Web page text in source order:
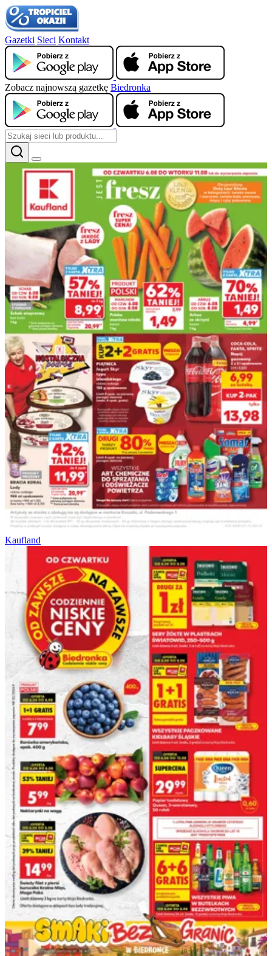
Gazetki Sieci Kontakt
Zobacz najnowszą gazetkę Biedronka
Kaufland